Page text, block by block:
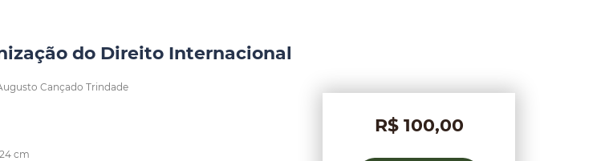
do Direito Internacional
Cançado Trindade
24 cm
R$ 100,00